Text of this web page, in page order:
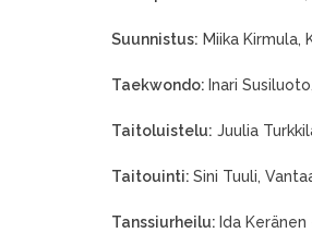
Suunnistus: Miika Kirmula,
Taekwondo: Inari
Taitoluistelu: Juulia
Taitouinti: Sini Tuuli,
Tanssiurheilu: Ida Keränen